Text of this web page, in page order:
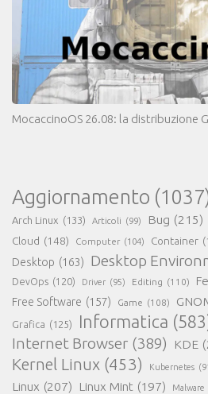
MocaccinoOS 26.08: la distribuzione
Aggiornamento
Arch Linux (133) Articoli (99) Bug (215)
Cloud (148) Computer (104) Container
Desktop (163) Desktop
DevOps (120) Driver (95) Editing (110)
Free Software (157) Game (108)
Grafica (125) Informatica
Internet Browser (389) KDE
Kernel Linux (453) Kubernetes
Linux (207) Linux Mint (197) Malware